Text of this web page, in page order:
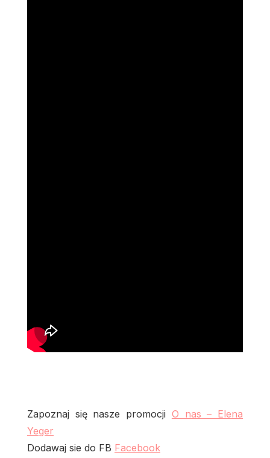
Zapoznaj się nasze promocji O nas – Elena
Yeger
Dodawaj sie do FB Facebook